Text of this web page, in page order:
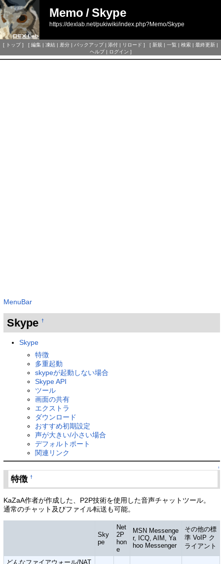
Memo /Skype
https://dexlab.net/pukiwiki/index.php?Memo/Skype
[ トップ] [ 編集 | 凍結 | 差分 | バックアップ| 添付 | リロード ] [ 新規 | 一覧 | 検索 | 最終更新 |
ヘルプ| ログイン ]
MenuBar
Skype †
Skype
特徴
多重起動
skypeが起動しない場合
Skype API
ツール
画面の共有
エクストラ
ダウンロード
おすすめ初期設定
声が大きい/小さい場合
デフォルトポート
関連リンク
↑
特徴†
KaZaA作者が作成した、P2P技術を使用した音声チャットツール。
通常のチャット及びファイル転送も可能。
Sky
pe
Net
2P
hon
e
MSN Messenge
r, ICQ, AIM, Ya
hoo Messenger
その他の標
準 VoIP ク
ライアント
どんなファイアウォール/NAT